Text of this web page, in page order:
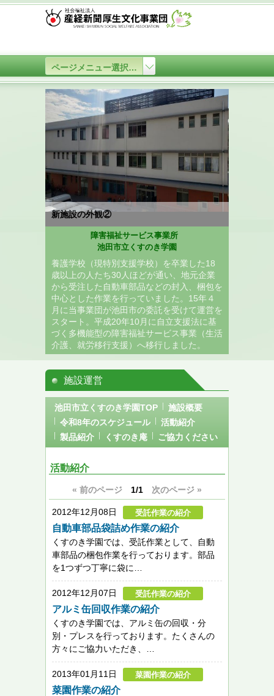
ページメニュー選択…
新施設の外観②
障害福祉サービス事業所
池田市立くすのき学園
養護学校（現特別支援学校）を卒業した18
歳以上の人たち30人ほどが通い、地元企業
から受注した自動車部品などの封入、梱包を
中心とした作業を行っていました。15年４
月に当事業団が池田市の委託を受けて運営を
スタート。平成20年10月に自立支援法に基
づく多機能型の障害福祉サービス事業（生活
介護、就労移行支援）へ移行しました。
施設運営
池田市立くすのき学園TOP
施設概要
令和8年のスケジュール
活動紹介
製品紹介
くすのき庵 ご協力ください
活動紹介
« 前のページ 1/1 次のページ »
2012年12月08日 受託作業の紹介
自動車部品袋詰め作業の紹介
くすのき学園では、受託作業として、自動
車部品の梱包作業を行っております。部品
を1つずつ丁寧に袋に…
2012年12月07日 受託作業の紹介
アルミ缶回収作業の紹介
くすのき学園では、アルミ缶の回収・分
別・プレスを行っております。たくさんの
方々にご協力いただき、…
2013年01月11日 菜園作業の紹介
菜園作業の紹介